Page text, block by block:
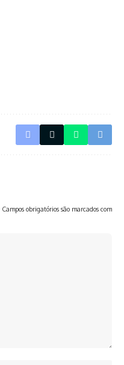
Campos obrigatórios são marcados com